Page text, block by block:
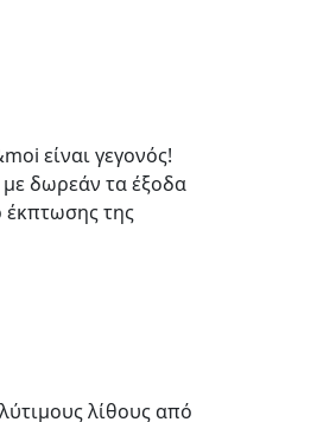
είναι γεγονός!
δωρεάν τα έξοδα
έκπτωσης της
λίθους από